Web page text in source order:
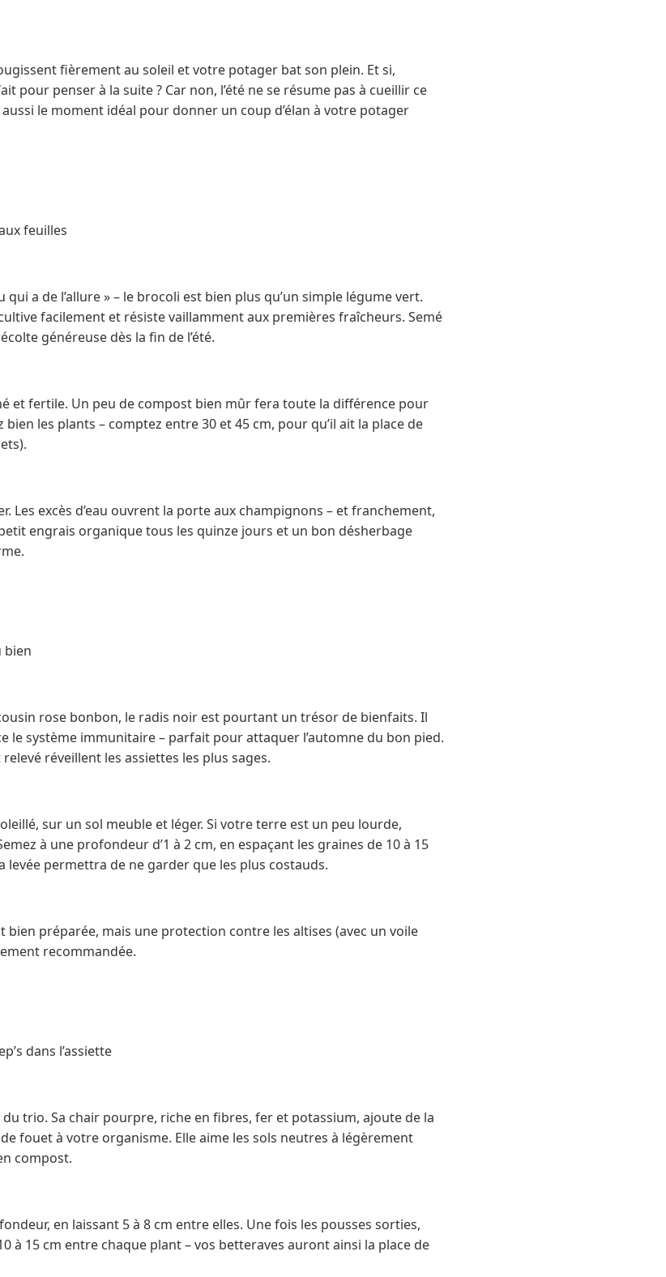
fièrement au soleil et votre potager bat son plein. Et si,
pour penser à la suite ? Car non, l’été ne se résume pas à cueillir ce
aussi le moment idéal pour donner un coup d’élan à votre potager
feuilles
a de l’allure » – le brocoli est bien plus qu’un simple légume vert.
facilement et résiste vaillamment aux premières fraîcheurs. Semé
généreuse dès la fin de l’été.
et fertile. Un peu de compost bien mûr fera toute la différence pour
les plants – comptez entre 30 et 45 cm, pour qu’il ait la place de
Les excès d’eau ouvrent la porte aux champignons – et franchement,
petit engrais organique tous les quinze jours et un bon désherbage
bien
rose bonbon, le radis noir est pourtant un trésor de bienfaits. Il
le système immunitaire – parfait pour attaquer l’automne du bon pied.
réveillent les assiettes les plus sages.
sur un sol meuble et léger. Si votre terre est un peu lourde,
à une profondeur d’1 à 2 cm, en espaçant les graines de 10 à 15
levée permettra de ne garder que les plus costauds.
bien préparée, mais une protection contre les altises (avec un voile
recommandée.
dans l’assiette
trio. Sa chair pourpre, riche en fibres, fer et potassium, ajoute de la
fouet à votre organisme. Elle aime les sols neutres à légèrement
compost.
en laissant 5 à 8 cm entre elles. Une fois les pousses sorties,
à 15 cm entre chaque plant – vos betteraves auront ainsi la place de